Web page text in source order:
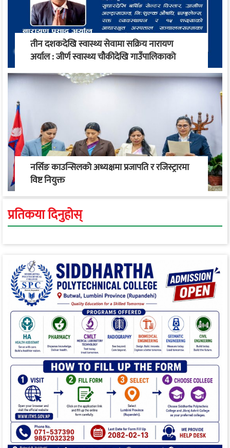
तीन दशकदेखि स्वास्थ्य सेवामा सक्रिय नारायण
अर्याल : जीर्ण स्वास्थ्य चौकीदेखि गाउँपालिकाको
स्वास्थ्य रूपान्तरण सम्म
नर्सिङ काउन्सिलको अध्यक्षमा प्रजापति र रजिस्ट्रारमा
विष्ट नियुक्त
प्रतिकया दिनुहोस्